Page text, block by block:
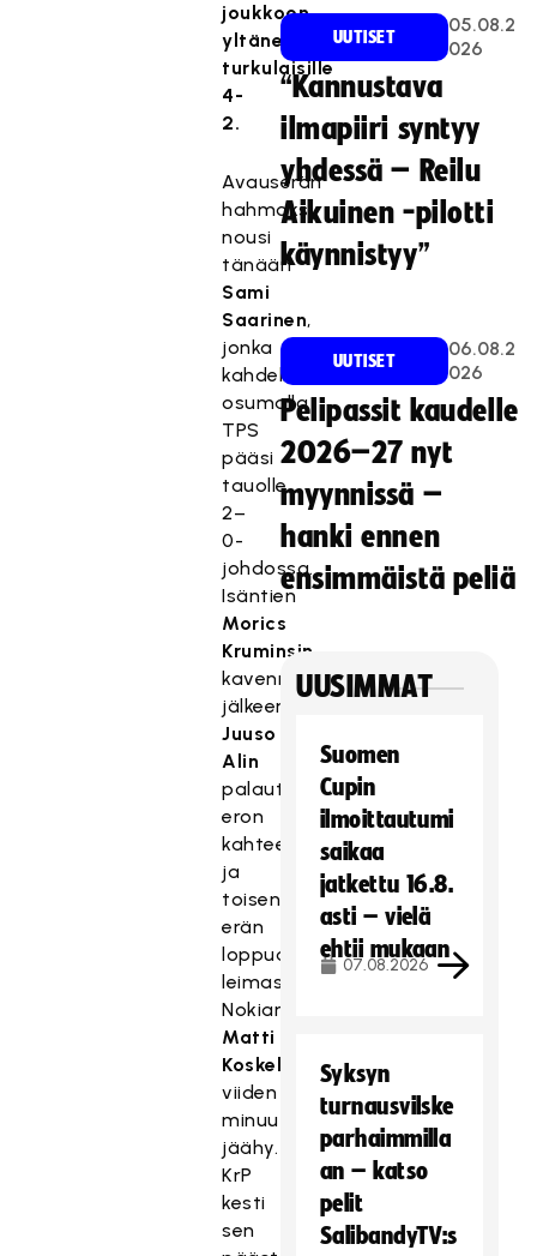
joukkoon
yltäneille
turkulaisille
4-
2.
Avauserän
hahmoksi
nousi
tänään
Sami
Saarinen,
jonka
kahdella
osumalla
TPS
pääsi
tauolle
2–
0-
johdossa.
Isäntien
Morics
Kruminsin
kavennuksen
jälkeen
Juuso
Alin
palautti
eron
kahteen,
ja
toisen
erän
loppua
leimasi
Nokian
Matti
Koskelan
viiden
minuutin
jäähy.
KrP
kesti
sen
UUTISET
05.08.2
026
“Kannustava
ilmapiiri syntyy
yhdessä – Reilu
Aikuinen -pilotti
käynnistyy”
UUTISET
06.08.2
026
Pelipassit kaudelle
2026–27 nyt
myynnissä –
hanki ennen
ensimmäistä peliä
UUSIMMAT
Suomen
Cupin
ilmoittautumi
saikaa
jatkettu 16.8.
asti – vielä
ehtii mukaan
07.08.2026
Syksyn
turnausvilske
parhaimmilla
an – katso
pelit
SalibandyTV:s